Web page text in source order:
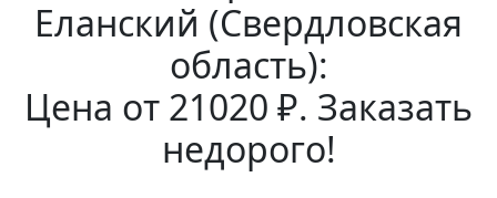
Еланский (Свердловская
область):
Цена от 21020 ₽. Заказать
недорого!